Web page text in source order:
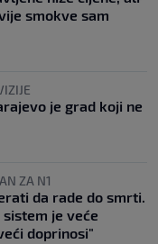
smokve sam
je grad koji ne
ZA N1
da rade do smrti.
sistem je veće
doprinosi"